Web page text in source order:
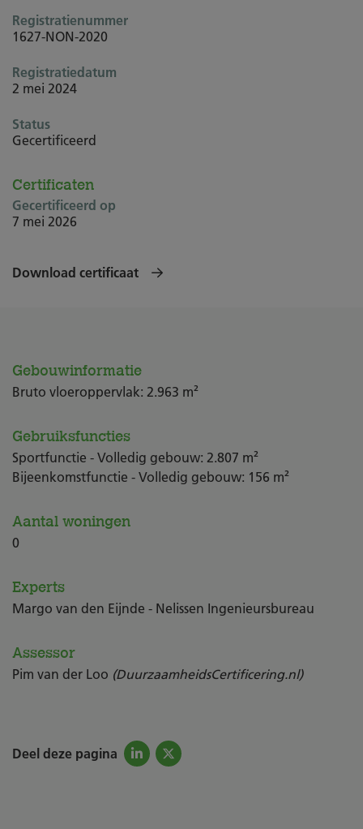
Registratienummer
1627-NON-2020
Registratiedatum
2 mei 2024
Status
Gecertificeerd
Certificaten
Gecertificeerd op
7 mei 2026
Download certificaat
Gebouwinformatie
Bruto vloeroppervlak: 2.963 m²
Gebruiksfuncties
Sportfunctie - Volledig gebouw: 2.807 m²
Bijeenkomstfunctie - Volledig gebouw: 156 m²
Aantal woningen
0
Experts
Margo van den Eijnde - Nelissen Ingenieursbureau
Assessor
Pim van der Loo (DuurzaamheidsCertificering.nl)
Deel deze pagina